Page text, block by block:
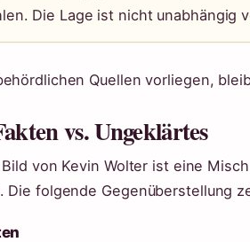
Die Lage ist nicht unabhängig
Quellen vorliegen,
vs. Ungeklärtes
von Kevin Wolter ist eine
Die folgende Gegenüberstellung